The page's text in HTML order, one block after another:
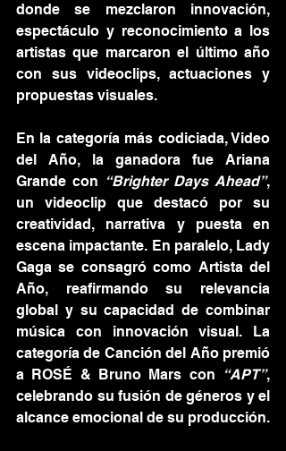
donde se mezclaron innovación,
espectáculo y reconocimiento a los
artistas que marcaron el último año
con sus videoclips, actuaciones y
propuestas visuales.
En la categoría más codiciada, Video
del Año, la ganadora fue Ariana
Grande con “Brighter Days Ahead”,
un videoclip que destacó por su
creatividad, narrativa y puesta en
escena impactante. En paralelo, Lady
Gaga se consagró como Artista del
Año, reafirmando su relevancia
global y su capacidad de combinar
música con innovación visual. La
categoría de Canción del Año premió
a ROSÉ & Bruno Mars con
“APT”,
celebrando su fusión de géneros y el
alcance emocional de su producción.